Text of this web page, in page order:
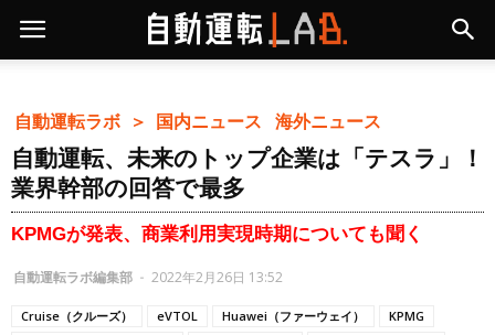
自動運転ラボ ＞ 国内ニュース 海外ニュース
自動運転、未来のトップ企業は「テスラ」！
業界幹部の回答で最多
KPMGが発表、商業利用実現時期についても聞く
自動運転ラボ編集部 - 2022年2月26日 13:52
Cruise（クルーズ） eVTOL Huawei（ファーウェイ）
KPMG